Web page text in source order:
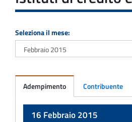
Seleziona il mese:
Adempimento Contribuente
16 Febbraio 2015